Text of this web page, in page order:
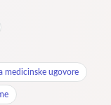
medicinske ugovore